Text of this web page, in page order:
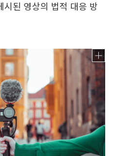
시된 영상의 법적 대응 방